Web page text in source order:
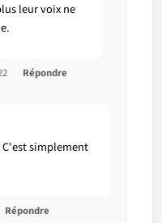
leur voix ne
Répondre
C'est simplement
Répondre